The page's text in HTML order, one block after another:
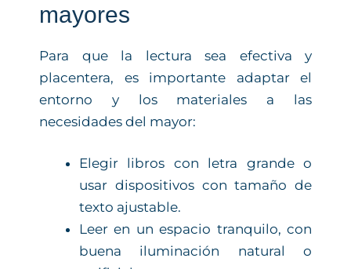
mayores
Para que la lectura sea efectiva y
placentera, es importante adaptar el
entorno y los materiales a las
necesidades del mayor:
Elegir libros con letra grande o
usar dispositivos con tamaño de
texto ajustable.
Leer en un espacio tranquilo, con
buena iluminación natural o